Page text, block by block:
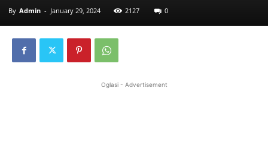
By Admin - January 29, 2024 2127 0
Oglasi - Advertisement